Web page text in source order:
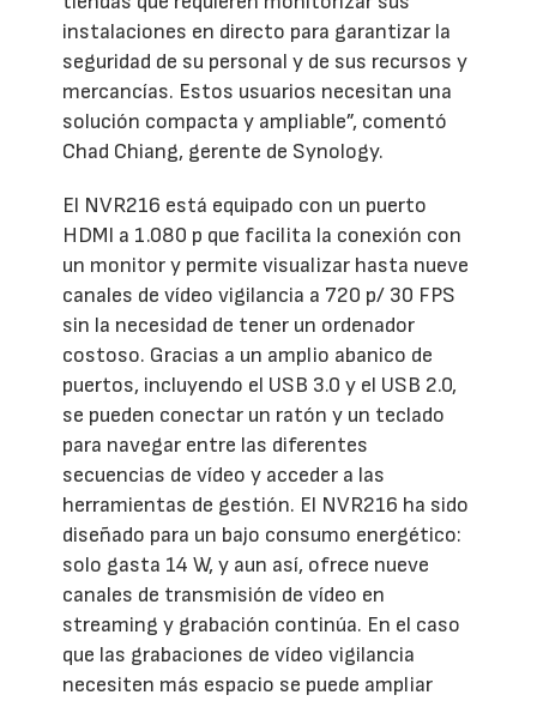
instalaciones en directo para garantizar la
seguridad de su personal y de sus recursos y
mercancías. Estos usuarios necesitan una
solución compacta y ampliable”, comentó
Chad Chiang, gerente de Synology.
El NVR216 está equipado con un puerto
HDMI a 1.080 p que facilita la conexión con
un monitor y permite visualizar hasta nueve
canales de vídeo vigilancia a 720 p/ 30 FPS
sin la necesidad de tener un ordenador
costoso. Gracias a un amplio abanico de
puertos, incluyendo el USB 3.0 y el USB 2.0,
se pueden conectar un ratón y un teclado
para navegar entre las diferentes
secuencias de vídeo y acceder a las
herramientas de gestión. El NVR216 ha sido
diseñado para un bajo consumo energético:
solo gasta 14 W, y aun así, ofrece nueve
canales de transmisión de vídeo en
streaming y grabación continúa. En el caso
que las grabaciones de vídeo vigilancia
necesiten más espacio se puede ampliar